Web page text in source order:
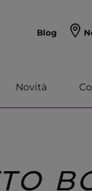
Blog
Novità